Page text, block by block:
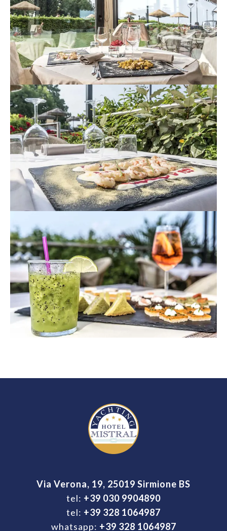
Via Verona, 19, 25019 Sirmione BS
tel: +39 030 9904890
tel: +39 328 1064987
whatsapp: +39 328 1064987